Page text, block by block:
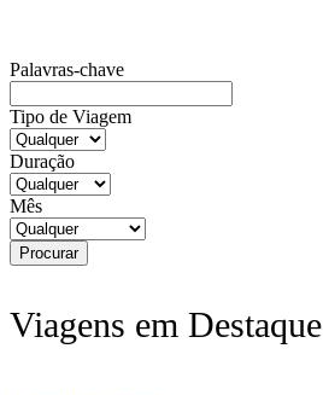
Palavras-chave
Tipo de Viagem
Duração
Mês
Viagens em Destaque